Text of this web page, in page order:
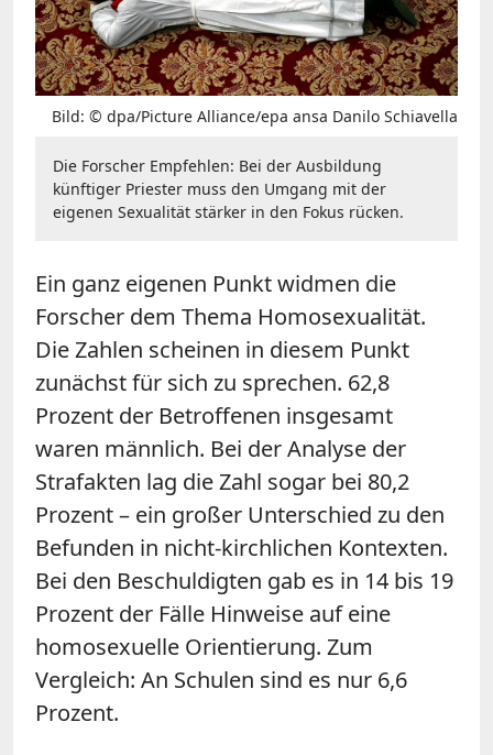
Bild: © dpa/Picture Alliance/epa ansa Danilo Schiavella
Die Forscher Empfehlen: Bei der Ausbildung
künftiger Priester muss den Umgang mit der
eigenen Sexualität stärker in den Fokus rücken.
Ein ganz eigenen Punkt widmen die
Forscher dem Thema Homosexualität.
Die Zahlen scheinen in diesem Punkt
zunächst für sich zu sprechen. 62,8
Prozent der Betroffenen insgesamt
waren männlich. Bei der Analyse der
Strafakten lag die Zahl sogar bei 80,2
Prozent – ein großer Unterschied zu den
Befunden in nicht-kirchlichen Kontexten.
Bei den Beschuldigten gab es in 14 bis 19
Prozent der Fälle Hinweise auf eine
homosexuelle Orientierung. Zum
Vergleich: An Schulen sind es nur 6,6
Prozent.